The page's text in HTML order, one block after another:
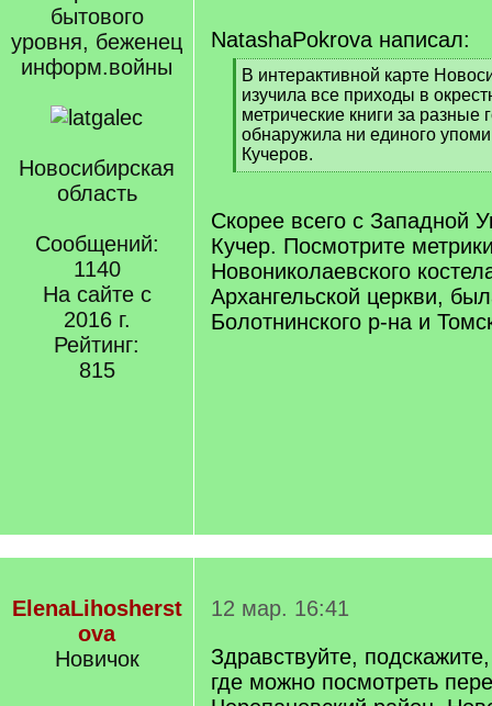
бытового
уровня, беженец
информ.войны
Новосибирская
область
Сообщений:
1140
На сайте с
2016 г.
Рейтинг:
815
NatashaPokrova написал:
[
q
]
В интерактивной карте
изучила все приходы в
метрические книги за разные
обнаружила ни единого
Кучеров.
[
q
]
Скорее всего с Западной
Кучер. Посмотрите
Новониколаевского
Архангельской церкви,
Болотнинского р-на и
ElenaLihosherst
ova
Новичок
12 мар. 16:41
Здравствуйте,
где можно посмотреть